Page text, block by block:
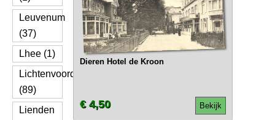
Leuvenum
(37)
Lhee (1)
Lichtenvoorde
(89)
Lienden
Dieren Hotel de Kroon
Bekijk
€ 4,50